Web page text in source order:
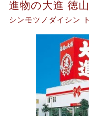
進物の大進 徳
シンモツノダイシン